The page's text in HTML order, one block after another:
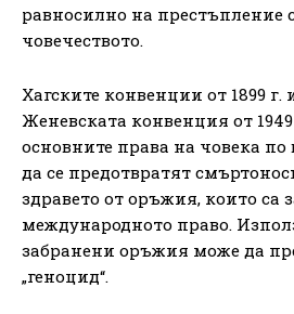
равносилно на престъпление
човечеството.
Хагските конвенции от 1899 г.
Женевската конвенция от
основните права на човека по
да се предотвратят
здравето от оръжия, които са
международното право.
забранени оръжия може да
„геноцид“.